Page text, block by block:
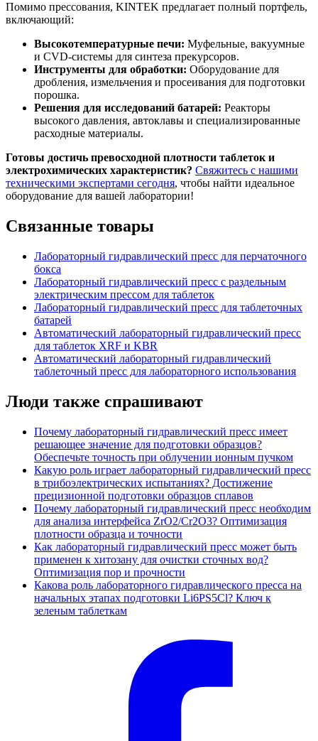
Помимо прессования, KINTEK предлагает полный портфель,
включающий:
Высокотемпературные печи: Муфельные, вакуумные
и CVD-системы для синтеза прекурсоров.
Инструменты для обработки: Оборудование для
дробления, измельчения и просеивания для подготовки
порошка.
Решения для исследований батарей: Реакторы
высокого давления, автоклавы и специализированные
расходные материалы.
Готовы достичь превосходной плотности таблеток и
электрохимических характеристик? Свяжитесь с нашими
техническими экспертами сегодня, чтобы найти идеальное
оборудование для вашей лаборатории!
Связанные товары
Лабораторный гидравлический пресс для перчаточного
бокса
Лабораторный гидравлический пресс с раздельным
электрическим прессом для таблеток
Лабораторный гидравлический пресс для таблеточных
батарей
Автоматический лабораторный гидравлический пресс
для таблеток XRF и KBR
Автоматический лабораторный гидравлический
таблеточный пресс для лабораторного использования
Люди также спрашивают
Почему лабораторный гидравлический пресс имеет
решающее значение для подготовки образцов?
Обеспечьте точность при облучении ионным пучком
Какую роль играет лабораторный гидравлический пресс
в трибоэлектрических испытаниях? Достижение
прецизионной подготовки образцов сплавов
Почему лабораторный гидравлический пресс необходим
для анализа интерфейса ZrO2/Cr2O3? Оптимизация
плотности образца и точности
Как лабораторный гидравлический пресс может быть
применен к хитозану для очистки сточных вод?
Оптимизация пор и прочности
Какова роль лабораторного гидравлического пресса на
начальных этапах подготовки Li6PS5Cl? Ключ к
зеленым таблеткам